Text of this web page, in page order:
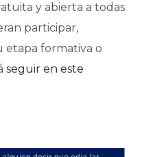
y abierta a todas
participar,
formativa o
seguir en este